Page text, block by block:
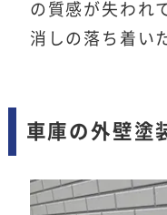
の質感が失われ
消しの落ち着い
車庫の外壁塗